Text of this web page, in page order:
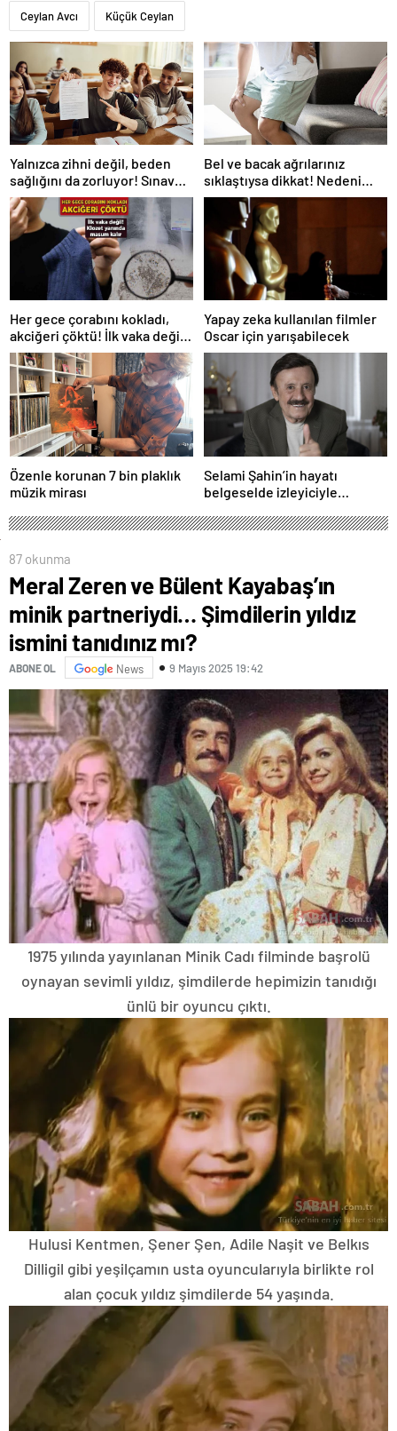
Ceylan Avcı Küçük Ceylan
Yalnızca zihni değil, beden
sağlığını da zorluyor! Sınavda
başarı tabakta başlıyor
Bel ve bacak ağrılarınız
sıklaştıysa dikkat! Nedeni
omurga kanalı darlığı olabilir
Her gece çorabını kokladı,
akciğeri çöktü! İlk vaka değil:
‘Klozet yanında masum kalır’
Yapay zeka kullanılan filmler
Oscar için yarışabilecek
Özenle korunan 7 bin plaklık
müzik mirası
Selami Şahin’in hayatı
belgeselde izleyiciyle
87 okunma
Meral Zeren ve Bülent Kayabaş’ın
minik partneriydi… Şimdilerin yıldız
ismini tanıdınız mı?
ABONE OL News 9 Mayıs 2025 19:42
1975 yılında yayınlanan Minik Cadı filminde başrolü
oynayan sevimli yıldız, şimdilerde hepimizin tanıdığı
ünlü bir oyuncu çıktı.
Hulusi Kentmen, Şener Şen, Adile Naşit ve Belkıs
Dilligil gibi yeşilçamın usta oyuncularıyla birlikte rol
alan çocuk yıldız şimdilerde 54 yaşında.